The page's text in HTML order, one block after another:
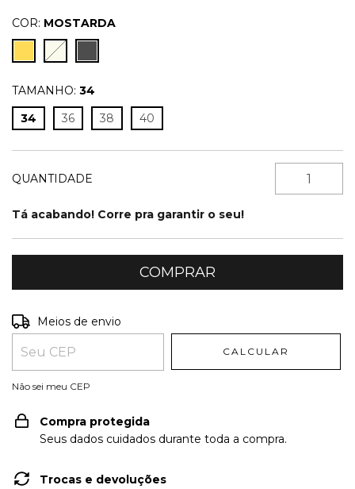
COR: MOSTARDA
TAMANHO: 34
34
36 38 40
QUANTIDADE
Tá acabando! Corre pra garantir o seu!
Entregas para o CEP:
Meios de envio
CALCULAR
Não sei meu CEP
Compra protegida
Seus dados cuidados durante toda a compra.
Trocas e devoluções